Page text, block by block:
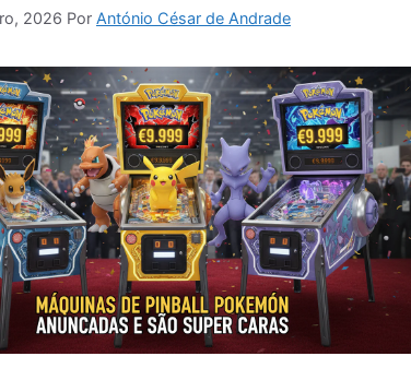
2026 Por António César de Andrade